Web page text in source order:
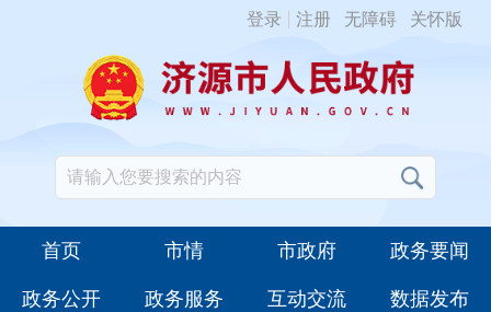
登录 注册 无障碍 关怀版
首页 市情 市政府 政务要闻
政务公开 政务服务 互动交流 数据发布